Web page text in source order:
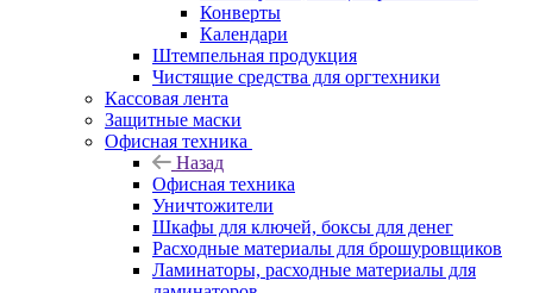
Конверты
Календари
Штемпельная продукция
Чистящие средства для оргтехники
Кассовая лента
Защитные маски
Офисная техника
Назад
Офисная техника
Уничтожители
Шкафы для ключей, боксы для денег
Расходные материалы для брошуровщиков
Ламинаторы, расходные материалы для